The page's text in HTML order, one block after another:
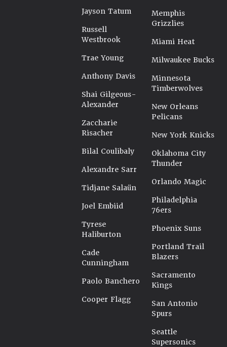
Jayson Tatum
Russell
Westbrook
Trae Young
Anthony Davis
Shai Gilgeous-
Alexander
Zaccharie
Risacher
Bilal Coulibaly
Alexandre Sarr
Tidjane Salaün
Joel Embiid
Tyrese
Haliburton
Cade
Cunningham
Paolo Banchero
Cooper Flagg
Memphis
Grizzlies
Miami Heat
Milwaukee Bucks
Minnesota
Timberwolves
New Orleans
Pelicans
New York Knicks
Oklahoma City
Thunder
Orlando Magic
Philadelphia
76ers
Phoenix Suns
Portland Trail
Blazers
Sacramento
Kings
San Antonio
Spurs
Seattle
Supersonics